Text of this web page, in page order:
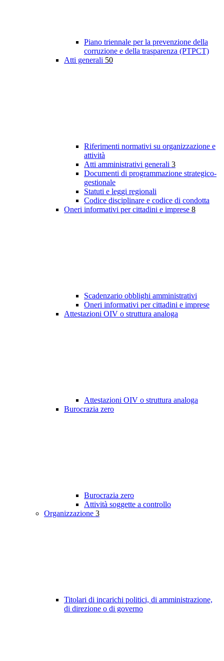
Piano triennale per la prevenzione della
corruzione e della trasparenza (PTPCT)
Atti generali 50
Riferimenti normativi su organizzazione e
attività
Atti amministrativi generali 3
Documenti di programmazione strategico-
gestionale
Statuti e leggi regionali
Codice disciplinare e codice di condotta
Oneri informativi per cittadini e imprese 8
Scadenzario obblighi amministrativi
Oneri informativi per cittadini e imprese
Attestazioni OIV o struttura analoga
Attestazioni OIV o struttura analoga
Burocrazia zero
Burocrazia zero
Attività soggette a controllo
Organizzazione 3
Titolari di incarichi politici, di amministrazione,
di direzione o di governo